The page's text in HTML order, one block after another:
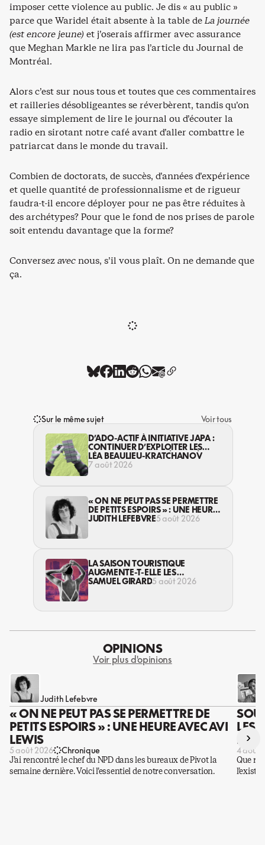
imposer cette violence au public. Je dis « au public »
parce que Waridel était absente à la table deLa journée
(est encore jeune)et j’oserais affirmer avec assurance
que Meghan Markle ne lira pas l’article duJournal de
Montréal.
Alors c’est sur nous tous et toutes que ces commentaires
et railleries désobligeantes se réverbèrent, tandis qu’on
essaye simplement de lire le journal ou d’écouter la
radio en sirotant notre café avant d’aller combattre le
patriarcat dans le monde du travail.
Combien de doctorats, de succès, d’années d’expérience
et quelle quantité de professionnalisme et de rigueur
faudra-t-il encore déployer pour ne pas être réduites à
des archétypes? Pour que le fond de nos prises de parole
soit entendu davantage que la forme?
Conversezavecnous, s’il vous plaît. On ne demande que
ça.
Sur le même sujet
Voir tous
D’ADO-ACTIF À INITIATIVE JAPA :
CONTINUER D’EXPLOITER LES
JEUNES… DANS LA LÉGALITÉ?
LÉA BEAULIEU-KRATCHANOV
7 août 2026
« ON NE PEUT PAS SE PERMETTRE
DE PETITS ESPOIRS » : UNE HEURE
AVEC AVI LEWIS
JUDITH LEFEBVRE5 août 2026
LA SAISON TOURISTIQUE
AUGMENTE-T-ELLE LES
VIOLENCES CONTRE LES
SAMUEL GIRARD5 août 2026
OPINIONS
Voir plus d'opinions
Judith Lefebvre
« ON NE PEUT PAS SE PERMETTRE DE
PETITS ESPOIRS » : UNE HEURE AVEC AVI
LEWIS
5 août 2026 Chronique
J’ai rencontré le chef du NPD dans les bureaux de Pivot la
semaine dernière. Voici l’essentiel de notre conversation.
LES
DES
4 août
Que
›